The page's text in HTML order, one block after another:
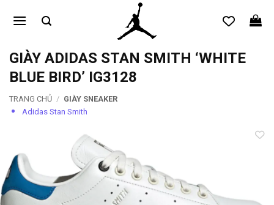
qua
dungGIÀY ADIDAS STAN SMITH ‘WHITE
BLUE BIRD’ IG3128
TRANG CHỦ / GIÀY SNEAKER
Adidas Stan Smith